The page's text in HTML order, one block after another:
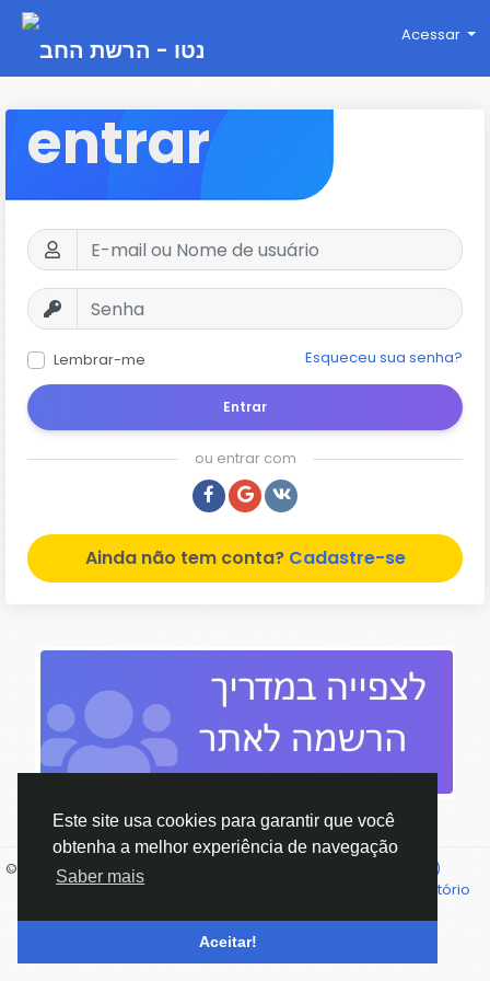
Este site usa cookies para garantir que você
obtenha a melhor experiência de navegação
Saber mais
Aceitar!
Acessar
entrar
Lembrar-me Esqueceu sua senha?
Entrar
ou entrar com
Ainda não tem conta? Cadastre-se
© 2026 נטו - הרשת החברתית של ישראל
Portuguese (Brazil)
מדיניות פרטיות Diretório